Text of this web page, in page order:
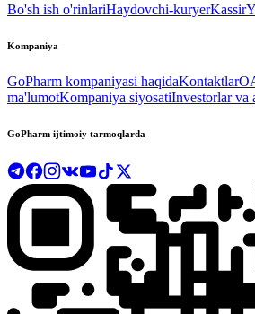
Bo'sh ish o'rinlariHaydovchi-kuryerKassir
Kompaniya
GoPharm kompaniyasi haqidaKontaktlar
ma'lumotKompaniya siyosatiInvestorlar va
GoPharm ijtimoiy tarmoqlarda